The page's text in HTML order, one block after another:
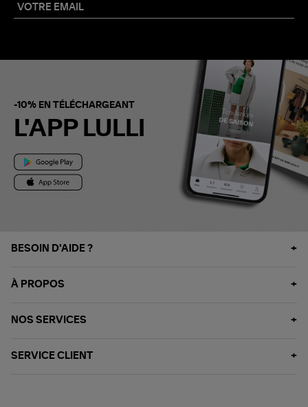
-10% EN TÉLÉCHARGEANT
L'APP LULLI
BESOIN D'AIDE ?
À PROPOS
NOS SERVICES
SERVICE CLIENT